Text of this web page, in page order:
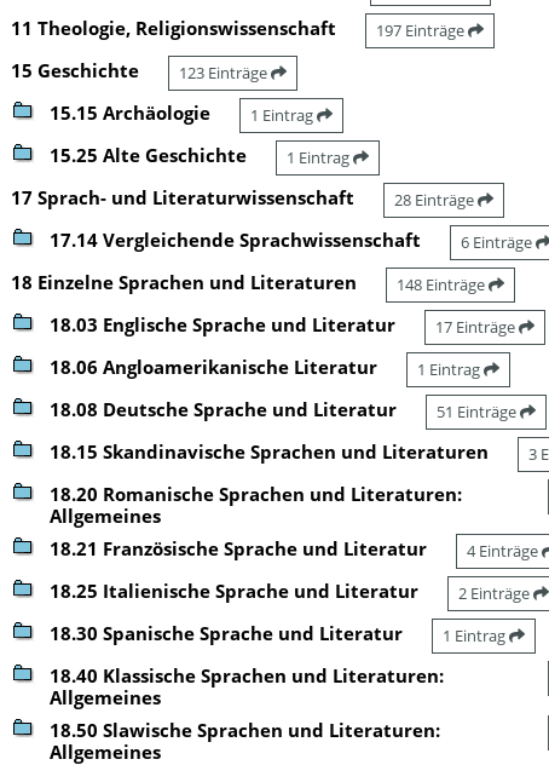
11 Theologie, Religionswissenschaft 197 Einträge
15 Geschichte 123 Einträge
15.15 Archäologie 1 Eintrag
15.25 Alte Geschichte 1 Eintrag
17 Sprach- und Literaturwissenschaft 28 Einträge
17.14 Vergleichende Sprachwissenschaft 6 Einträge
18 Einzelne Sprachen und Literaturen 148 Einträge
18.03 Englische Sprache und Literatur 17 Einträge
18.06 Angloamerikanische Literatur 1 Eintrag
18.08 Deutsche Sprache und Literatur 51 Einträge
18.15 Skandinavische Sprachen und Literaturen 3
18.20 Romanische Sprachen und Literaturen:
Allgemeines
18.21 Französische Sprache und Literatur 4 Einträge
18.25 Italienische Sprache und Literatur 2 Einträge
18.30 Spanische Sprache und Literatur 1 Eintrag
18.40 Klassische Sprachen und Literaturen:
Allgemeines
18.50 Slawische Sprachen und Literaturen:
Allgemeines